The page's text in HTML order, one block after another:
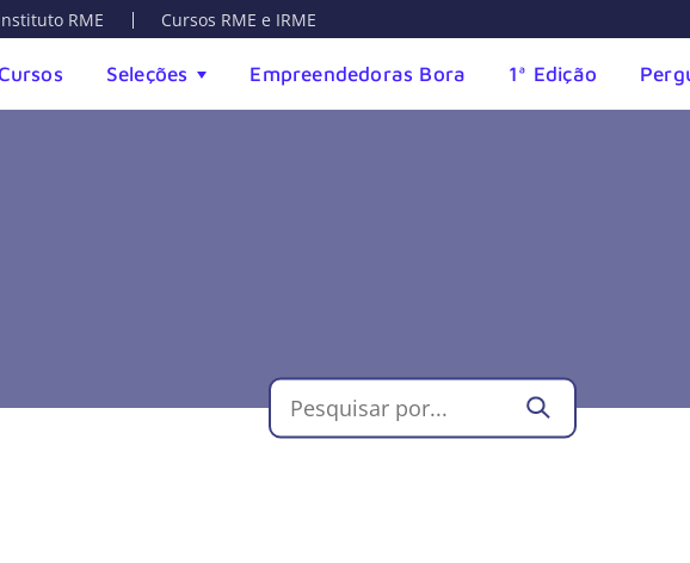
RME Cursos RME e IRME
Seleções Empreendedoras Bora 1ª Edição